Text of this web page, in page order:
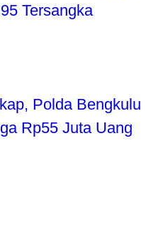
Tersangka
Polda Bengkulu
Rp55 Juta Uang